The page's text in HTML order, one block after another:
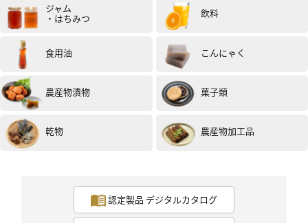
ジャム
・はちみつ 飲料
食用油 こんにゃく
農産物漬物 菓子類
乾物 農産物加工品
認定製品 デジタルカタログ